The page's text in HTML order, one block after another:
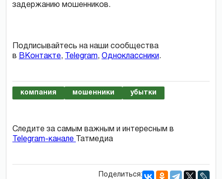
задержанию мошенников.
Подписывайтесь на наши сообщества
в ВКонтакте, Telegram, Одноклассники.
компания мошенники убытки
Следите за самым важным и интересным в
Telegram-канале
Татмедиа
Поделиться: